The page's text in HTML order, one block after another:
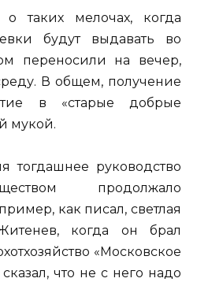
таких мелочах, когда
будут выдавать во
переносили на вечер,
В общем, получение
в «старые добрые
мукой.
тогдашнее руководство
продолжало
как писал, светлая
когда он брал
«Московское
что не с него надо